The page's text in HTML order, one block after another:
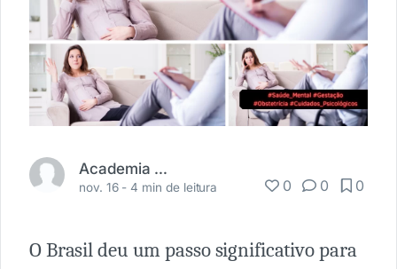
Academia Médica
nov. 16 -4 min de leitura 0 0 0
O Brasil deu um passo significativo para